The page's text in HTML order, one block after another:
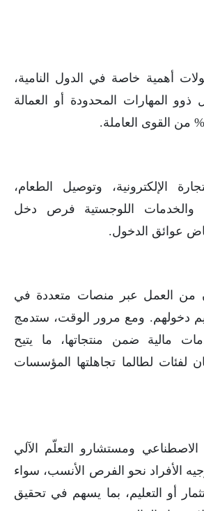
أهمية خاصة في الدول النامية،
المهارات المحدودة أو العمالة
الإلكترونية، وتوصيل الطعام،
والخدمات اللوجستية فرص دخل
عوائق الدخول.
من العمل عبر منصات متعددة في
دخولهم. ومع مرور الوقت، ستدمج
مالية ضمن منتجاتها، ما يتيح
لفئات لطالما تجاهلتها المؤسسات
ومستشارو التعلّم الآلي
الأفراد نحو الفرص الأنسب، سواء
أو التعليم، بما يسهم في تحقيق